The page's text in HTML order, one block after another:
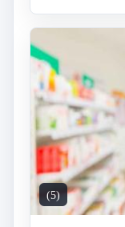
(5)